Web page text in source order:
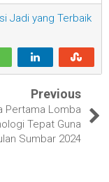
Jadi yang Terbaik
Previous
Pertama Lomba
Tepat Guna
Sumbar 2024